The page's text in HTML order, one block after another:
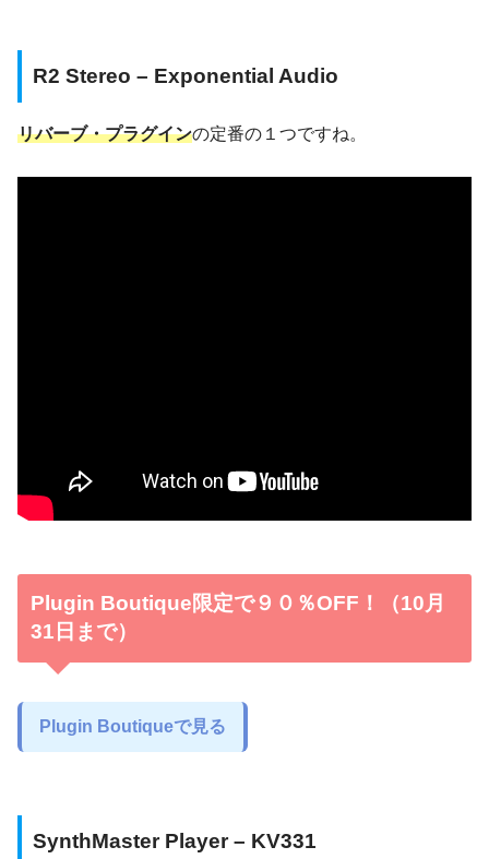
R2 Stereo – Exponential Audio
リバーブ・プラグインの定番の１つですね。
Plugin Boutique限定で９０％OFF！（10月
31日まで）
Plugin Boutiqueで見る
SynthMaster Player – KV331